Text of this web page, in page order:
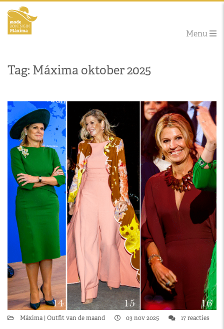
Menu
Tag: Máxima oktober 2025
Máxima Outfit van de maand 03 nov 2025 17 reacties